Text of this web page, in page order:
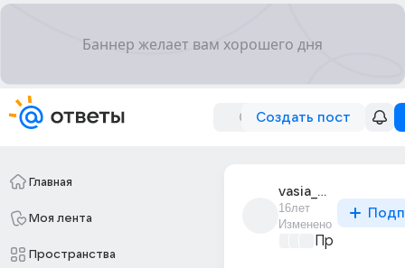
Создать пост
Главная
Моя лента
Пространства
vasia_dmitrik
16лет
Изменено